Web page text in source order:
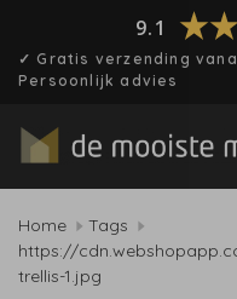
9.1
✓ Gratis verzending
Persoonlijk advies
Home
Tags
https://
trellis-1.jpg